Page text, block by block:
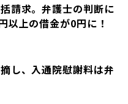
請求。弁護士の判断に
以上の借金が0円に！
し、入通院慰謝料は弁